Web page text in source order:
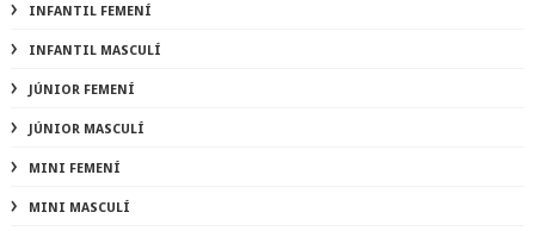
INFANTIL FEMENÍ
INFANTIL MASCULÍ
JÚNIOR FEMENÍ
JÚNIOR MASCULÍ
MINI FEMENÍ
MINI MASCULÍ